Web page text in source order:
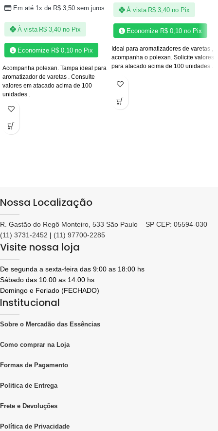
Em até 1x de R$ 3,50 sem juros
À vista R$ 3,40 no Pix
Economize R$ 0,10 no Pix
Acompanha polexan. Tampa ideal para
aromatizador de varetas . Consulte
valores em atacado acima de 100
unidades .
À vista R$ 3,40 no Pix
Economize R$ 0,10 no Pix
Ideal para aromatizadores de varetas ,
acompanha o polexan. Solicite valores
para atacado acima de 100 unidades .
Nossa Localização
R. Gastão do Regô Monteiro, 533 São Paulo – SP CEP: 05594-030
(11) 3731-2452 | (11) 97700-2285
Visite nossa loja
De segunda a sexta-feira das 9:00 as 18:00 hs
Sábado das 10:00 as 14:00 hs
Domingo e Feriado (FECHADO)
Institucional
Sobre o Mercadão das Essências
Como comprar na Loja
Formas de Pagamento
Politica de Entrega
Frete e Devoluções
Política de Privacidade